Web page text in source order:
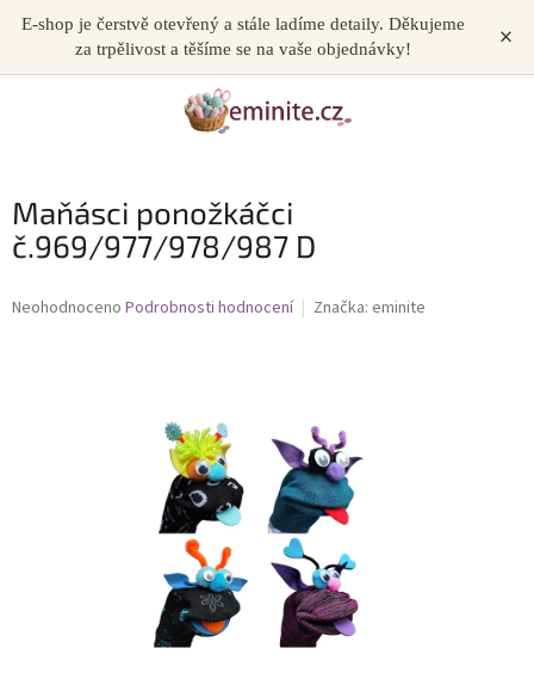
E-shop je čerstvě otevřený a stále ladíme detaily. Děkujeme
za trpělivost a těšíme se na vaše objednávky!
×
Maňásci ponožkáčci
č.969/977/978/987 D
Průměrné
Neohodnoceno Podrobnosti hodnocení Značka: eminite